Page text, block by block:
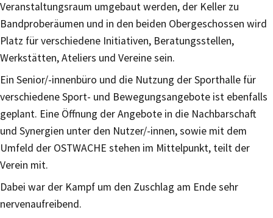
Veranstaltungsraum umgebaut werden, der Keller zu
Bandproberäumen und in den beiden Obergeschossen wird
Platz für verschiedene Initiativen, Beratungsstellen,
Werkstätten, Ateliers und Vereine sein.
Ein Senior/-innenbüro und die Nutzung der Sporthalle für
verschiedene Sport- und Bewegungsangebote ist ebenfalls
geplant. Eine Öffnung der Angebote in die Nachbarschaft
und Synergien unter den Nutzer/-innen, sowie mit dem
Umfeld der OSTWACHE stehen im Mittelpunkt, teilt der
Verein mit.
Dabei war der Kampf um den Zuschlag am Ende sehr
nervenaufreibend.